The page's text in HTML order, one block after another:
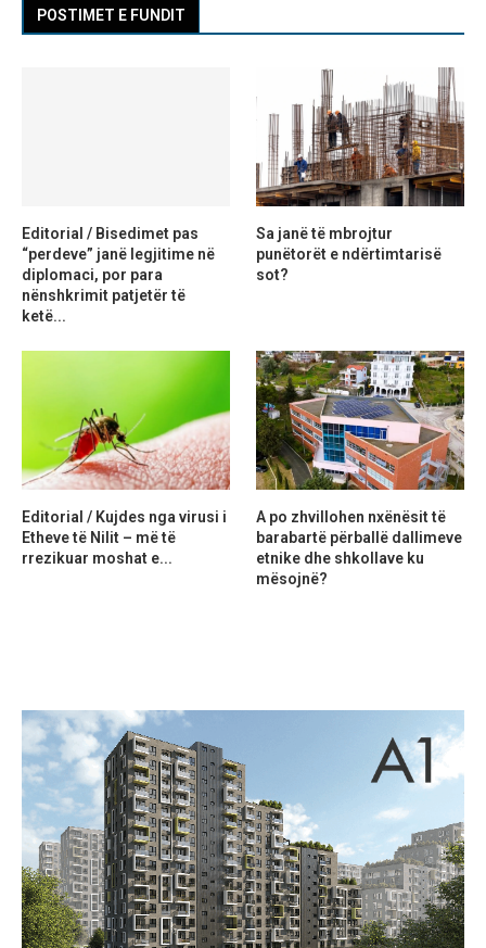
POSTIMET E FUNDIT
Editorial / Bisedimet pas
“perdeve” janë legjitime në
diplomaci, por para
nënshkrimit patjetër të
ketë...
Sa janë të mbrojtur
punëtorët e ndërtimtarisë
sot?
Editorial / Kujdes nga virusi i
Etheve të Nilit – më të
rrezikuar moshat e...
A po zhvillohen nxënësit të
barabartë përballë dallimeve
etnike dhe shkollave ku
mësojnë?